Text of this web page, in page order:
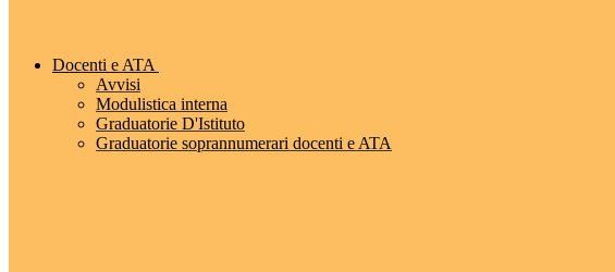
Docenti e ATA
Avvisi
Modulistica interna
Graduatorie D'Istituto
Graduatorie soprannumerari docenti e ATA